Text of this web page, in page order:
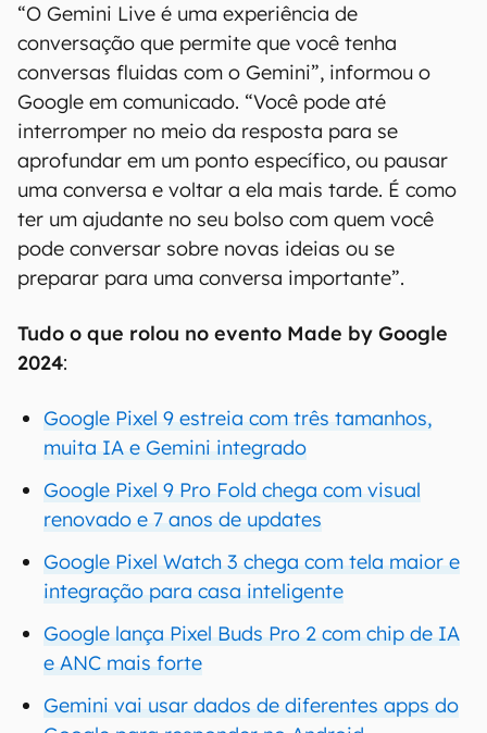
“O Gemini Live é uma experiência de
conversação que permite que você tenha
conversas fluidas com o Gemini”, informou o
Google em comunicado. “Você pode até
interromper no meio da resposta para se
aprofundar em um ponto específico, ou pausar
uma conversa e voltar a ela mais tarde. É como
ter um ajudante no seu bolso com quem você
pode conversar sobre novas ideias ou se
preparar para uma conversa importante”.
Tudo o que rolou no evento Made by Google
2024:
Google Pixel 9 estreia com três tamanhos,
muita IA e Gemini integrado
Google Pixel 9 Pro Fold chega com visual
renovado e 7 anos de updates
Google Pixel Watch 3 chega com tela maior e
integração para casa inteligente
Google lança Pixel Buds Pro 2 com chip de IA
e ANC mais forte
Gemini vai usar dados de diferentes apps do